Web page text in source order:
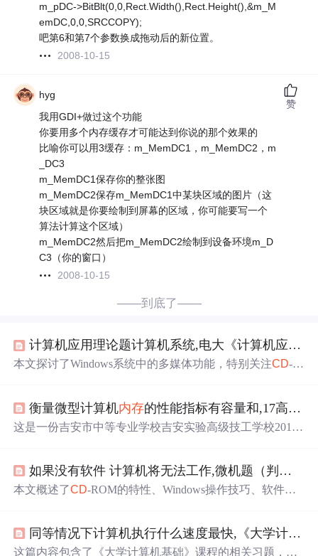
m_pDC->BitBlt(0,0,Rect.Width(),Rect.Height(),&m_M
emDC,0,0,SRCCOPY);
吧第6和第7个参数换成拖动后的新位置。
2008-10-15
hyg
我用GDI+做过这个功能
你要用多个内存缓存才可能达到你说的那个效果的
比喻你可以用3缓存：m_MemDC1，m_MemDC2，m
_DC3
m_MemDC1保存你的整张图
m_MemDC2保存m_MemDC1中某块区域的图片（这
块区域就是你要绘制到屏幕的区域，你可能要写一个
算法计算这个区域）
m_MemDC2然后把m_MemDC2绘制到设备环境m_D
C3（你的窗口）
2008-10-15
赞
——到底了——
计算机应用理论题计算机系统,电大《计算机应用基础》理论题及答案
本文探讨了Windows系统中的多媒体功能，特别关注CD-R
件、显示器理解、硬件组件、Windows操作技巧等内容，
适合Windows用户深入学习和了解.
衡量微型计算机内存的性能指标有容量和,17高考4班(天工院)《计算机应用基础》期中考试卷...
这是一份吉安市中等专业学校吉安实验高级技工学校2018-
概念、文件管理、Office应用程序如Word、PowerPoint的使
用技巧等内容。
如果没有软件 计算机将无法工作,微机题（判断）
本文概述了CD-ROM的特性、Windows操作技巧、软件安
实用技巧，探讨了现代信息技术的伦理和实践。
同等情况下计算机执行什么速度最快,《大学计算机基础》_作业.doc
这篇内容包含了《大学计算机基础》课程的相关习题，涉